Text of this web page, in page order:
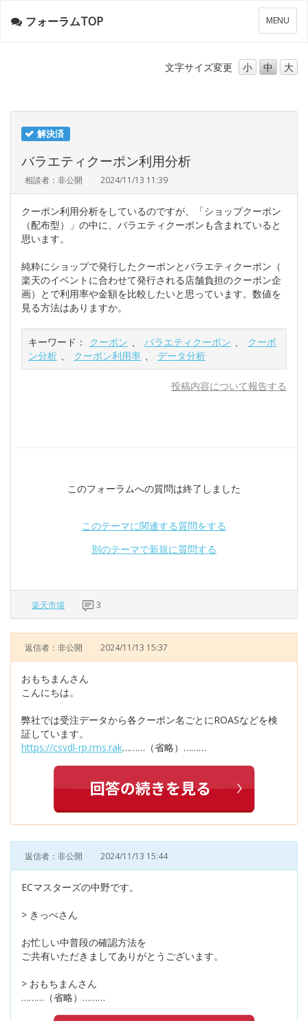
メ
ニ
ー
MENU
フォーラムTOP
文字サイズ変更 小 中 大
解決済
バラエティクーポン利用分析
相談者：非公開 2024/11/13 11:39
クーポン利用分析をしているのですが、「ショップクーポン
（配布型）」の中に、バラエティクーポンも含まれていると
思います。
純粋にショップで発行したクーポンとバラエティクーポン（
楽天のイベントに合わせて発行される店舗負担のクーポン企
画）とで利用率や金額を比較したいと思っています。数値を
見る方法はありますか。
キーワード： クーポン 、 バラエティクーポン 、
クーポ
ン分析 、 クーポン利用率 、 データ分析
投稿内容について報告する
このフォーラムへの質問は終了しました
このテーマに関連する質問をする
別のテーマで新規に質問する
楽天市場 3
返信者：非公開 2024/11/13 15:37
おもちまんさん
こんにちは。
弊社では受注データから各クーポン名ごとにROASなどを検
証しています。
https://csvdl-rp.rms.rak………（省略）………
返信者：非公開 2024/11/13 15:44
ECマスターズの中野です。
> きっぺさん
お忙しい中普段の確認方法を
ご共有いただきましてありがとうございます。
> おもちまんさん
………（省略）………